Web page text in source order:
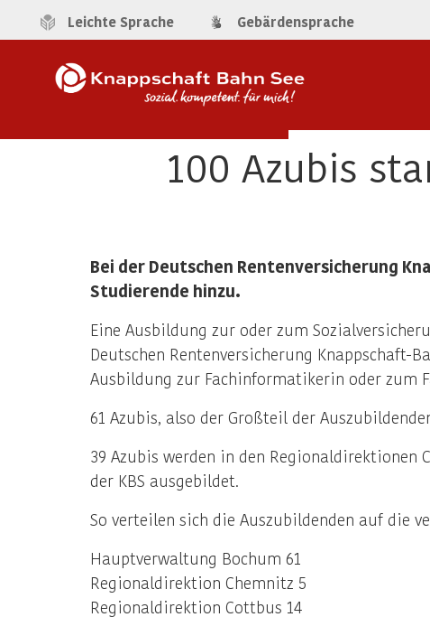
Leichte Sprache Gebärdensprache
100 Azubis
Bei der Deutschen Rentenversicherung
Studierende hinzu.
Eine Ausbildung zur oder zum
Deutschen Rentenversicherung Knappschaft-
Ausbildung zur Fachinformatikerin oder zum
61 Azubis, also der Großteil der
39 Azubis werden in den Regionaldirektionen
der KBS ausgebildet.
So verteilen sich die Auszubildenden auf die
Hauptverwaltung Bochum 61
Regionaldirektion Chemnitz 5
Regionaldirektion Cottbus 14